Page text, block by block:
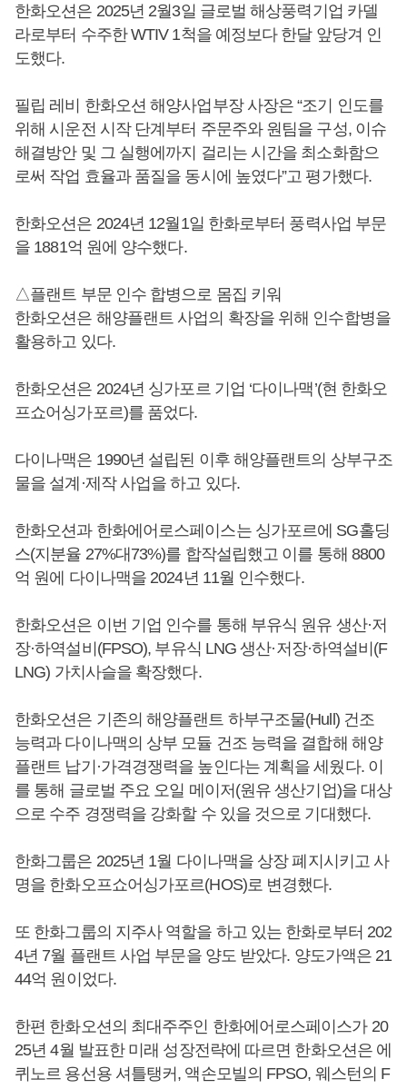
한화오션은 2025년 2월3일 글로벌 해상풍력기업 카델
라로부터 수주한 WTIV 1척을 예정보다 한달 앞당겨 인
도했다.
필립 레비 한화오션 해양사업부장 사장은 “조기 인도를
위해 시운전 시작 단계부터 주문주와 원팀을 구성, 이슈
해결방안 및 그 실행에까지 걸리는 시간을 최소화함으
로써 작업 효율과 품질을 동시에 높였다”고 평가했다.
한화오션은 2024년 12월1일 한화로부터 풍력사업 부문
을 1881억 원에 양수했다.
△플랜트 부문 인수 합병으로 몸집 키워
한화오션은 해양플랜트 사업의 확장을 위해 인수합병을
활용하고 있다.
한화오션은 2024년 싱가포르 기업 ‘다이나맥’(현 한화오
프쇼어싱가포르)를 품었다.
다이나맥은 1990년 설립된 이후 해양플랜트의 상부구조
물을 설계·제작 사업을 하고 있다.
한화오션과 한화에어로스페이스는 싱가포르에 SG홀딩
스(지분율 27%대73%)를 합작설립했고 이를 통해 8800
억 원에 다이나맥을 2024년 11월 인수했다.
한화오션은 이번 기업 인수를 통해 부유식 원유 생산·저
장·하역설비(FPSO), 부유식 LNG 생산·저장·하역설비(F
LNG) 가치사슬을 확장했다.
한화오션은 기존의 해양플랜트 하부구조물(Hull) 건조
능력과 다이나맥의 상부 모듈 건조 능력을 결합해 해양
플랜트 납기·가격경쟁력을 높인다는 계획을 세웠다. 이
를 통해 글로벌 주요 오일 메이저(원유 생산기업)을 대상
으로 수주 경쟁력을 강화할 수 있을 것으로 기대했다.
한화그룹은 2025년 1월 다이나맥을 상장 폐지시키고 사
명을 한화오프쇼어싱가포르(HOS)로 변경했다.
또 한화그룹의 지주사 역할을 하고 있는 한화로부터 202
4년 7월 플랜트 사업 부문을 양도 받았다. 양도가액은 21
44억 원이었다.
한편 한화오션의 최대주주인 한화에어로스페이스가 20
25년 4월 발표한 미래 성장전략에 따르면 한화오션은 에
퀴노르 용선용 셔틀탱커, 액손모빌의 FPSO, 웨스턴의 F